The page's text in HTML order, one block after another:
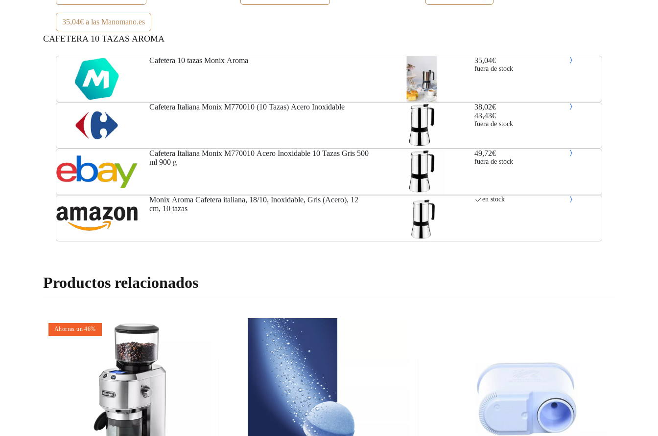
35,04€ a las Manomano.es
CAFETERA 10 TAZAS AROMA
Cafetera 10 tazas Monix Aroma 35,04€
fuera de stock
Cafetera Italiana Monix M770010 (10 Tazas) Acero Inoxidable
38,02€
43,43€
fuera de stock
Cafetera Italiana Monix M770010 Acero Inoxidable 10 Tazas Gris 500
ml 900 g
49,72€
fuera de stock
Monix Aroma Cafetera italiana, 18/10, Inoxidable, Gris (Acero), 12
cm, 10 tazas
en stock
Productos relacionados
Ahorras un 46%